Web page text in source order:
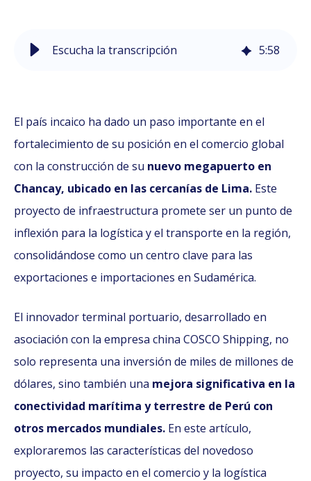
Escucha la transcripción 5:58
El país incaico ha dado un paso importante en el
fortalecimiento de su posición en el comercio global
con la construcción de su nuevo megapuerto en
Chancay, ubicado en las cercanías de Lima. Este
proyecto de infraestructura promete ser un punto de
inflexión para la logística y el transporte en la región,
consolidándose como un centro clave para las
exportaciones e importaciones en Sudamérica.
El innovador terminal portuario, desarrollado en
asociación con la empresa china COSCO Shipping, no
solo representa una inversión de miles de millones de
dólares, sino también una mejora significativa en la
conectividad marítima y terrestre de Perú con
otros mercados mundiales. En este artículo,
exploraremos las características del novedoso
proyecto, su impacto en el comercio y la logística